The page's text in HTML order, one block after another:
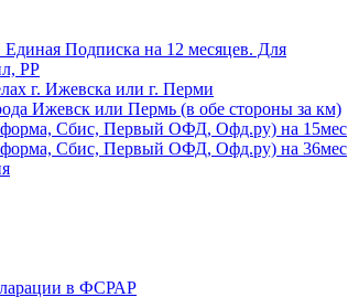
Подписка на 12 месяцев. Для
РР
г. Ижевска или г. Перми
Ижевск или Пермь (в обе стороны за км)
Сбис, Первый ОФД, Офд.ру) на 15мес
Сбис, Первый ОФД, Офд.ру) на 36мес
в ФСРАР